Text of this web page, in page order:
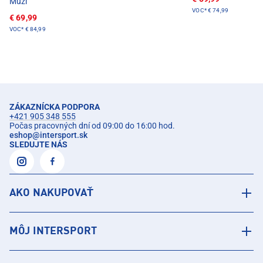
€ 69,99
VOC* € 84,99
VOC*€ 74,99
ZÁKAZNÍCKA PODPORA
+421 905 348 555
Počas pracovných dní od 09:00 do 16:00 hod.
eshop@intersport.sk
SLEDUJTE NÁS
AKO NAKUPOVAŤ
MÔJ INTERSPORT